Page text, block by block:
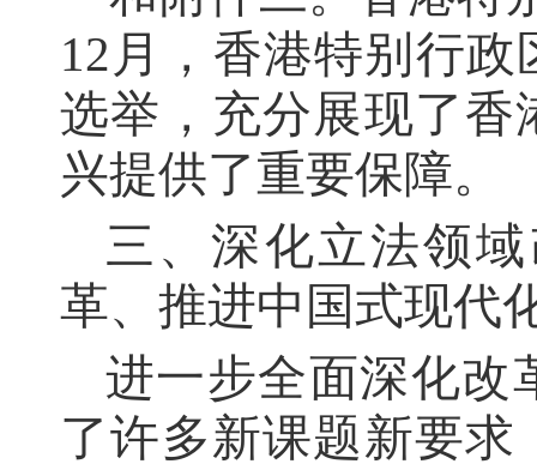
12月，香港特别行
选举，充分展现了香
兴提供了重要保障。
三、深化立法领
革、推进中国式现代
进一步全面深化改
了许多新课题新要